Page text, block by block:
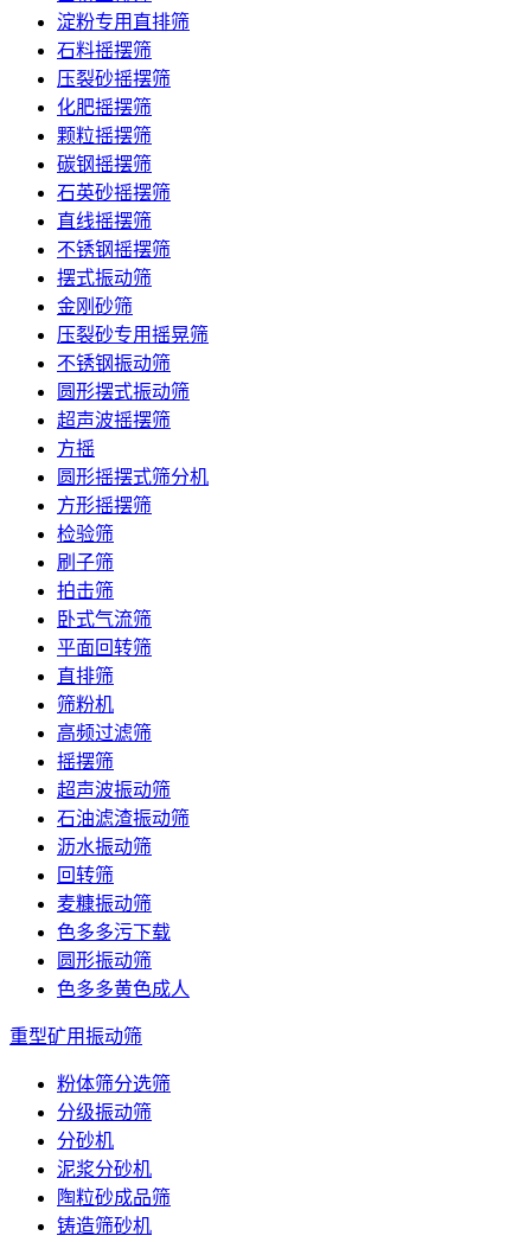
淀粉专用直排筛
石料摇摆筛
压裂砂摇摆筛
化肥摇摆筛
颗粒摇摆筛
碳钢摇摆筛
石英砂摇摆筛
直线摇摆筛
不锈钢摇摆筛
摆式振动筛
金刚砂筛
压裂砂专用摇晃筛
不锈钢振动筛
圆形摆式振动筛
超声波摇摆筛
方摇
圆形摇摆式筛分机
方形摇摆筛
检验筛
刷子筛
拍击筛
卧式气流筛
平面回转筛
直排筛
筛粉机
高频过滤筛
摇摆筛
超声波振动筛
石油滤渣振动筛
沥水振动筛
回转筛
麦糠振动筛
色多多污下载
圆形振动筛
色多多黄色成人
重型矿用振动筛
粉体筛分选筛
分级振动筛
分砂机
泥浆分砂机
陶粒砂成品筛
铸造筛砂机